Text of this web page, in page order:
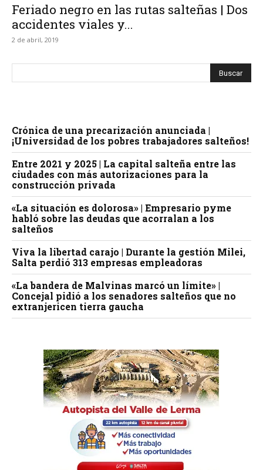
Feriado negro en las rutas salteñas | Dos
accidentes viales y...
2 de abril, 2019
Crónica de una precarización anunciada |
¡Universidad de los pobres trabajadores salteños!
Entre 2021 y 2025 | La capital salteña entre las
ciudades con más autorizaciones para la
construcción privada
«La situación es dolorosa» | Empresario pyme
habló sobre las deudas que acorralan a los
salteños
Viva la libertad carajo | Durante la gestión Milei,
Salta perdió 313 empresas empleadoras
«La bandera de Malvinas marcó un límite» |
Concejal pidió a los senadores salteños que no
extranjericen tierra gaucha